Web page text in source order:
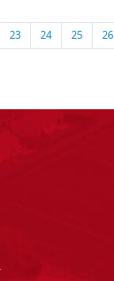
23 24 25 26